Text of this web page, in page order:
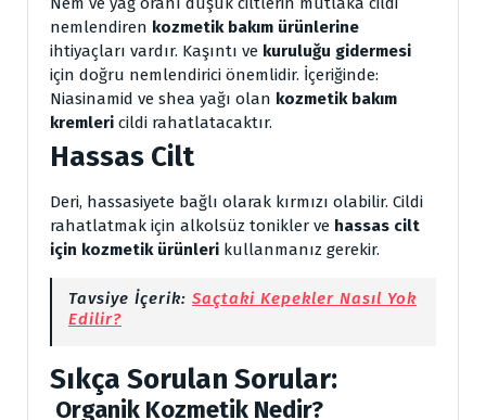
nemlendiren kozmetik bakım ürünlerine
ihtiyaçları vardır. Kaşıntı ve kuruluğu gidermesi
için doğru nemlendirici önemlidir. İçeriğinde:
Niasinamid ve shea yağı olan kozmetik bakım
kremleri cildi rahatlatacaktır.
Hassas Cilt
Deri, hassasiyete bağlı olarak kırmızı olabilir. Cildi
rahatlatmak için alkolsüz tonikler ve hassas cilt
için kozmetik ürünleri kullanmanız gerekir.
Tavsiye İçerik: Saçtaki Kepekler Nasıl Yok
Edilir?
Sıkça Sorulan Sorular:
Organik Kozmetik Nedir?